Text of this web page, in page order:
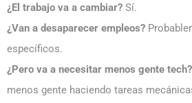
¿El trabajo va a cambiar? Sí.
¿Van a desaparecer empleos?
específicos.
¿Pero va a necesitar menos gente tech?
menos gente haciendo tareas